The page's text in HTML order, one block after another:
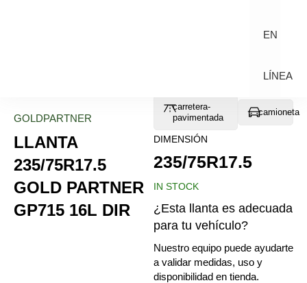
EN
LÍNEA
GOLDPARTNER
LLANTA
235/75R17.5
GOLD PARTNER
GP715 16L DIR
carretera-
pavimentada
camioneta
DIMENSIÓN
235/75R17.5
IN STOCK
¿Esta llanta es adecuada
para tu vehículo?
Nuestro equipo puede ayudarte
a validar medidas, uso y
disponibilidad en tienda.